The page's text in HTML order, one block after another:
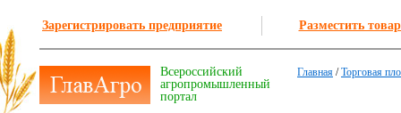
Зарегистрировать предприятие Разместить
Всероссийский
агропромышленный
портал
Главная /Торговая